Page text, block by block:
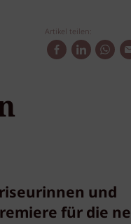
Artikel teilen:
und
für die